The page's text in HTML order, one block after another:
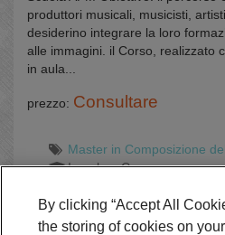
produttori musicali, musicisti,
desiderino integrare la loro
alle immagini. il Corso, realizzato
in aula...
prezzo: Consultare
Master in Composizione
In aula a Cuneo
By clicking “Accept All
the storing of cookies on